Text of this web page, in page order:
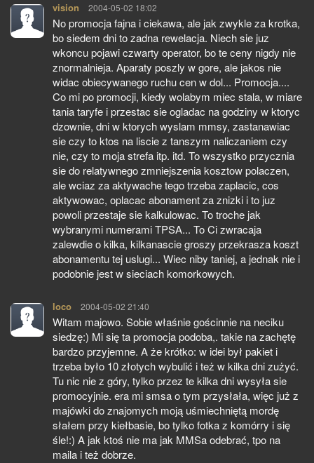
vision pisze:
2004-05-02 18:02
No promocja fajna i ciekawa, ale jak zwykle za krotka,
bo siedem dni to zadna rewelacja. Niech sie juz
wkoncu pojawi czwarty operator, bo te ceny nigdy nie
znormalnieja. Aparaty poszly w gore, ale jakos nie
widac obiecywanego ruchu cen w dol... Promocja....
Co mi po promocji, kiedy wolabym miec stala, w miare
tania taryfe i przestac sie ogladac na godziny w ktoryc
dzownie, dni w ktorych wyslam mmsy, zastanawiac
sie czy to ktos na liscie z tanszym naliczaniem czy
nie, czy to moja strefa itp. itd. To wszystko przycznia
sie do relatywnego zmniejszenia kosztow polaczen,
ale wciaz za aktywache tego trzeba zaplacic, cos
aktywowac, oplacac abonament za znizki i to juz
powoli przestaje sie kalkulowac. To troche jak
wybranymi numerami TPSA... To Ci zwracaja
zalewdie o kilka, kilkanascie groszy przekrasza koszt
abonamentu tej uslugi... Wiec niby taniej, a jednak nie i
podobnie jest w sieciach komorkowych.
loco pisze:
2004-05-02 21:40
Witam majowo. Sobie właśnie gościnnie na neciku
siedzę:) Mi się ta promocja podoba,. takie na zachętę
bardzo przyjemne. A że krótko: w idei był pakiet i
trzeba było 10 złotych wybulić i też w kilka dni zużyć.
Tu nic nie z góry, tylko przez te kilka dni wysyła sie
promocyjnie. era mi smsa o tym przysłała, więc już z
majówki do znajomych moją uśmiechniętą mordę
słałem przy kiełbasie, bo tylko fotka z komórry i się
śle!:) A jak ktoś nie ma jak MMSa odebrać, tpo na
maila i też dobrze.